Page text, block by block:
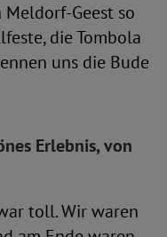
Geest so
die Tombola
uns die Bude
Erlebnis, von
toll. Wir waren